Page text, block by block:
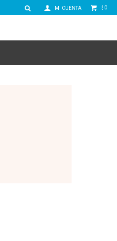
$ 0